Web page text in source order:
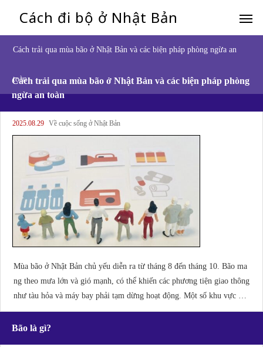
Cách đi bộ ở Nhật Bản
Cách trải qua mùa bão ở Nhật Bản và các biện pháp phòng ngừa an
toàn
Cách trải qua mùa bão ở Nhật Bản và các biện pháp phòng
ngừa an toàn
2025.08.29 Về cuộc sống ở Nhật Bản
Mùa bão ở Nhật Bản chủ yếu diễn ra từ tháng 8 đến tháng 10. Bão ma
ng theo mưa lớn và gió mạnh, có thể khiến các phương tiện giao thông
như tàu hỏa và máy bay phải tạm dừng hoạt động. Một số khu vực có
thể xảy ra tình trạng mất điện và thiếu nước. Điều quan trọng là phải t
ìm hiểu thông tin chính xác trước và chuẩn bị các phương án cần thiết.
Bão là gì?